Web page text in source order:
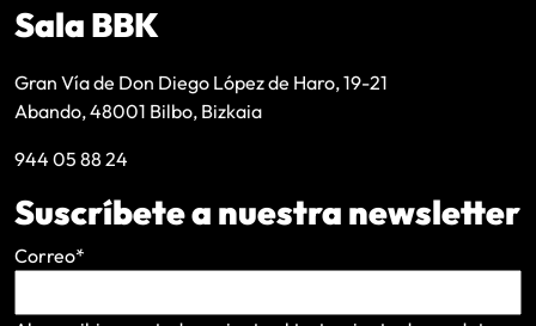
Sala BBK
Gran Vía de Don Diego López de Haro, 19-21
Abando, 48001 Bilbo, Bizkaia
944 05 88 24
Suscríbete a nuestra newsletter
Correo*